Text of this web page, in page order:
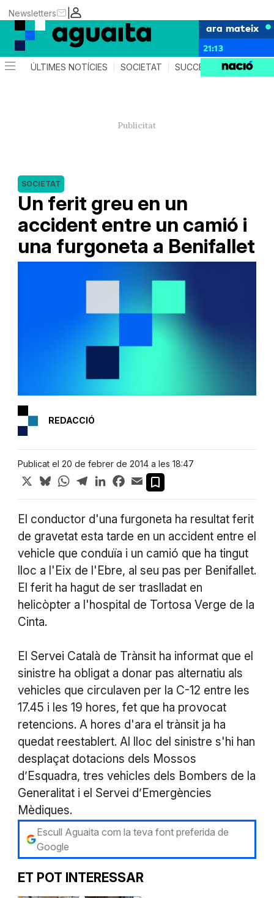
|
Newsletters
ara mateix
21:13
ÚLTIMES NOTÍCIES SOCIETAT SUCCESSOS AGENDA
Un ferit greu en un
accident entre un camió i
una furgoneta a Benifallet
SOCIETAT
REDACCIÓ
Publicat el 20 de febrer de 2014 a les 18:47
X BlueskyWhatsApp
TelegramLinkedInFacebook
Email
El conductor d'una furgoneta ha resultat ferit
de gravetat esta tarde en un accident entre el
vehicle que conduïa i un camió que ha tingut
lloc a l'Eix de l'Ebre, al seu pas per Benifallet.
El ferit ha hagut de ser traslladat en
helicòpter a l'hospital de Tortosa Verge de la
Cinta.
El Servei Català de Trànsit ha informat que el
sinistre ha obligat a donar pas alternatiu als
vehicles que circulaven per la C-12 entre les
17.45 i les 19 hores, fet que ha provocat
retencions. A hores d'ara el trànsit ja ha
quedat reestablert. Al lloc del sinistre s'hi han
desplaçat dotacions dels Mossos
d’Esquadra, tres vehicles dels Bombers de la
Generalitat i el Servei d’Emergències
Mèdiques.
Escull Aguaita com la teva font preferida de
Google
ET POT INTERESSAR